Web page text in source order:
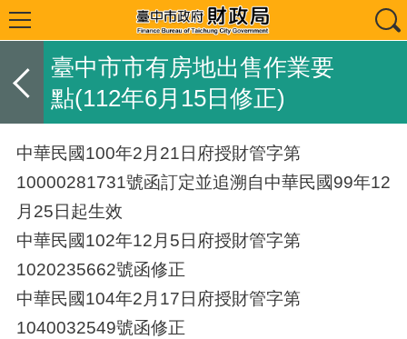
臺中市市有房地出售作業要
點(112年6月15日修正)
中華民國100年2 月 21日府授財管字第
10000281731號函訂定並追溯自中華民國99年12
月 25日起生效
中華民國102年12 月 5日府授財管字第
1020235662號函修正
中華民國104年2 月 17日府授財管字第
1040032549號函修正